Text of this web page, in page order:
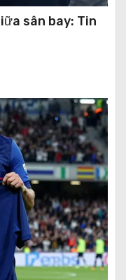
sân bay: Tin